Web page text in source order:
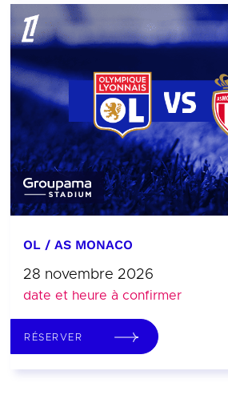
OL / AS MONACO
28 novembre 2026
date et heure à confirmer
RÉSERVER